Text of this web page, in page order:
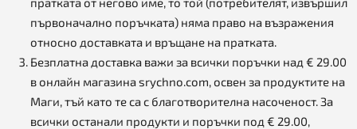
първоначално поръчката) няма право на възражения
относно доставката и връщане на пратката.
Безплатна доставка важи за всички поръчки над € 29.00
в онлайн магазина srychno.com, освен за продуктите на
Маги, тъй като те са с благотворителна насоченост. За
всички останали продукти и поръчки под € 29.00,